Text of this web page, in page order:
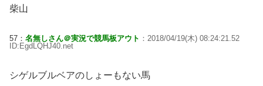
柴山
57： 名無しさん＠実況で競馬板アウト ：2018/04/19(木) 08:24:21.52
ID:EgdLQHJ40.net
シゲルブルベアのしょーもない馬